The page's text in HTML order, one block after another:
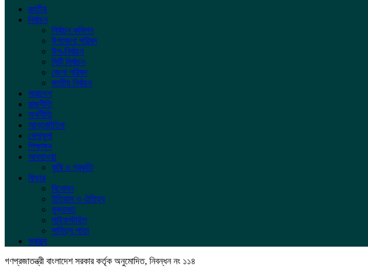
জাতীয়
নির্বাচন
নির্বাচন কমিশন
উপজেলা পরিষদ
উপ-নির্বাচন
সিটি নির্বাচন
জেলা পরিষদ
জাতীয় নির্বাচন
সারাদেশ
রাজনীতি
অর্থনীতি
আন্তর্জাতিক
খেলাধুলা
শিক্ষাঙ্গন
আবহাওয়া
কৃষি ও প্রকৃতি
ফিচার
বিনোদন
ইতিহাস ও ঐতিহ্য
মুক্তমত
লাইফস্টাইল
সাহিত্য পাতা
স্বাস্থ্য
গণপ্রজাতন্ত্রী বাংলাদেশ সরকার কর্তৃক অনুমোদিত, নিবন্ধন নং ১১৪